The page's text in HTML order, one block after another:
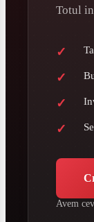
Totul
Avem